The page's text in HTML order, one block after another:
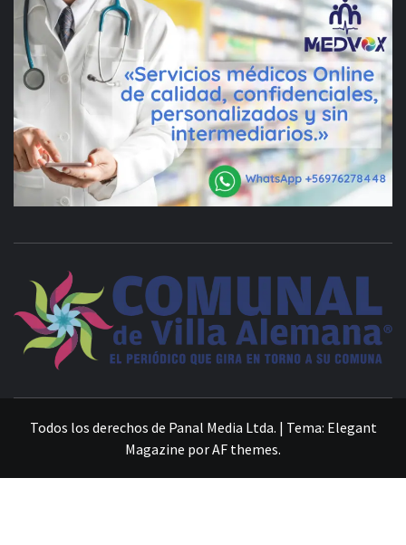
Todos los derechos de Panal Media Ltda. | Tema: Elegant
Magazine porAF themes.